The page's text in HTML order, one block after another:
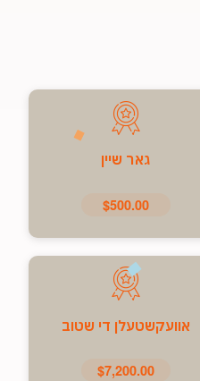
גאר שיין
$500.00
אוועקשטעלן די שטוב
$7,200.00